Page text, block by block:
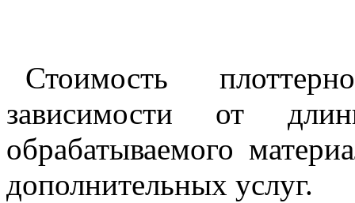
Стоимость
зависимости от
обрабатываемого
дополнительных услуг.